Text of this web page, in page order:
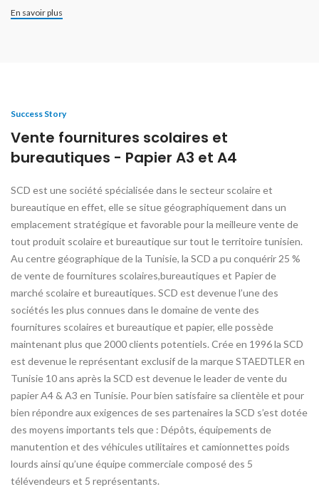
En savoir plus
Success Story
Vente fournitures scolaires et
bureautiques - Papier A3 et A4
SCD est une société spécialisée dans le secteur scolaire et
bureautique en effet, elle se situe géographiquement dans un
emplacement stratégique et favorable pour la meilleure vente de
tout produit scolaire et bureautique sur tout le territoire tunisien.
Au centre géographique de la Tunisie, la SCD a pu conquérir 25 %
de vente de fournitures scolaires,bureautiques et Papier de
marché scolaire et bureautiques. SCD est devenue l’une des
sociétés les plus connues dans le domaine de vente des
fournitures scolaires et bureautique et papier, elle possède
maintenant plus que 2000 clients potentiels. Crée en 1996 la SCD
est devenue le représentant exclusif de la marque STAEDTLER en
Tunisie 10 ans après la SCD est devenue le leader de vente du
papier A4 & A3 en Tunisie. Pour bien satisfaire sa clientèle et pour
bien répondre aux exigences de ses partenaires la SCD s’est dotée
des moyens importants tels que : Dépôts, équipements de
manutention et des véhicules utilitaires et camionnettes poids
lourds ainsi qu’une équipe commerciale composé des 5
télévendeurs et 5 représentants.